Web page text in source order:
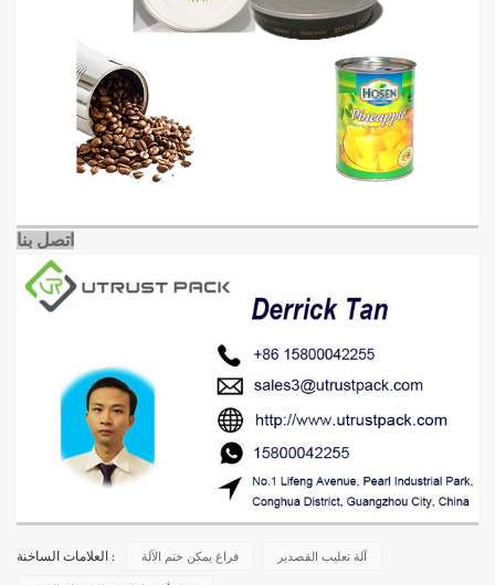
اتصل بنا
العلامات الساخنة : فراغ يمكن ختم الآلة آلة تعليب القصدير